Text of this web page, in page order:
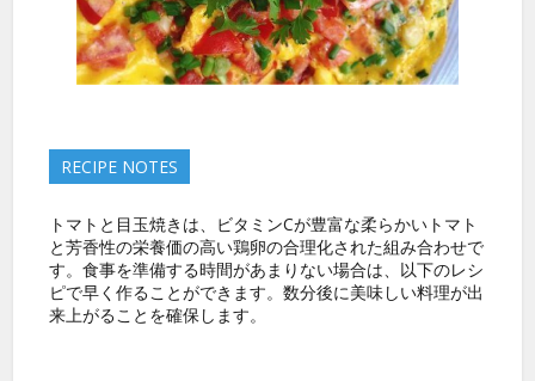
RECIPE NOTES
トマトと目玉焼きは、ビタミンCが豊富な柔らかいトマト
と芳香性の栄養価の高い鶏卵の合理化された組み合わせで
す。食事を準備する時間があまりない場合は、以下のレシ
ピで早く作ることができます。数分後に美味しい料理が出
来上がることを確保します。